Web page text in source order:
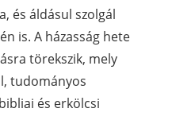
és áldásul szolgál
is. A házasság hete
törekszik, mely
tudományos
és erkölcsi